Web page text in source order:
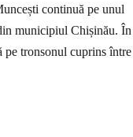
continuă pe unul
municipiul Chișinău. În
pe tronsonul cuprins între